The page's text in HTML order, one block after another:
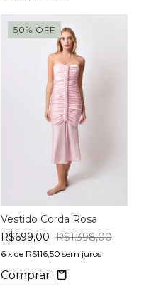
50% OFF
Vestido Corda Rosa
R$699,00 R$1.398,00
6 x de R$116,50 sem juros
Comprar